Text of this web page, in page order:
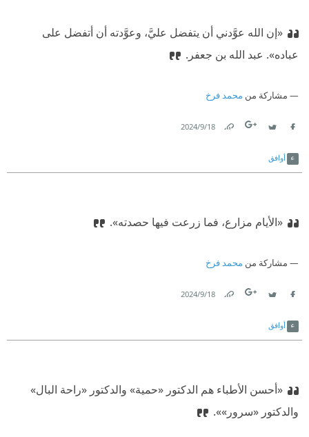
«إن الله عوَّدني أن يتفضل عليَّ، وعوَّدته أن أتفضل على
عباده». عبد الله بن جعفر.
مشاركة من محمد فرخ
18‏/9‏/2024
أوافق
«الأيام مزارع، فما زرعت فيها حصدته».
مشاركة من محمد فرخ
18‏/9‏/2024
أوافق
«أحسن الأطباء هم الدكتور «حمية» والدكتور «راحة البال»
والدكتور «سرور»».